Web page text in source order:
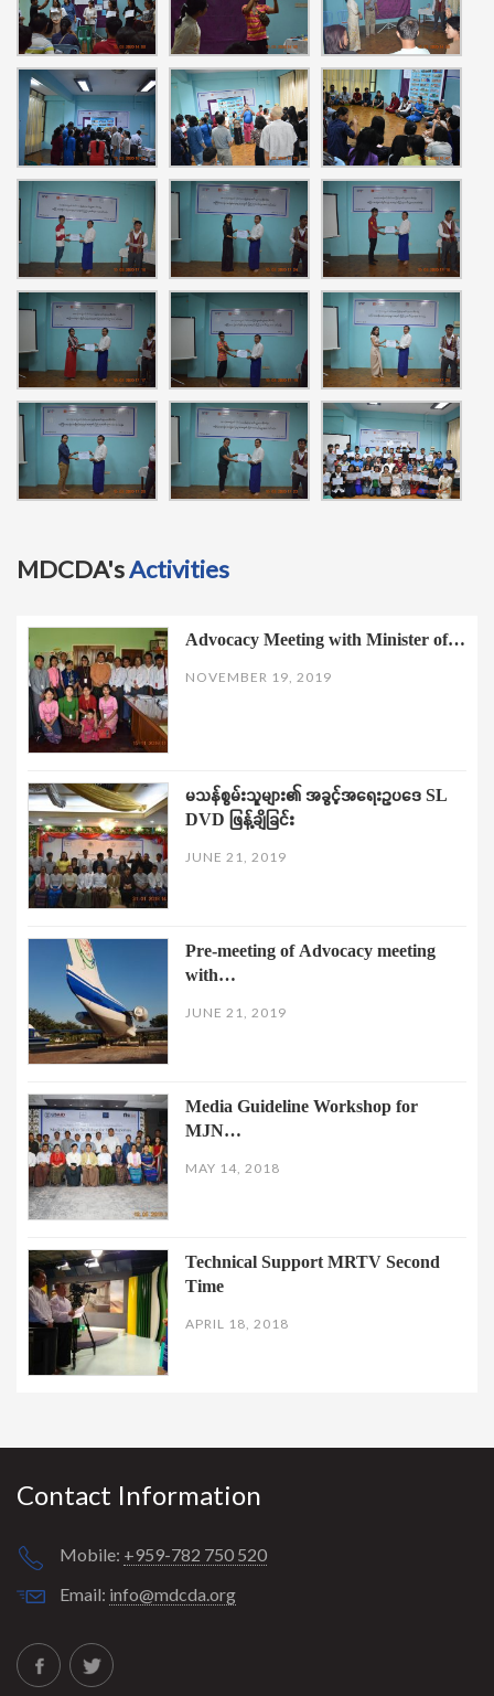
MDCDA'sActivities
Advocacy Meeting with Minister of…
NOVEMBER 19, 2019
မသန်စွမ်းသူများ၏ အခွင့်အရေးဥပဒေ SL
DVD ဖြန့်ချိခြင်း
JUNE 21, 2019
Pre-meeting of Advocacy meeting
with…
JUNE 21, 2019
Media Guideline Workshop for
MJN…
MAY 14, 2018
Technical Support MRTV Second
Time
APRIL 18, 2018
Contact Information
Mobile: +959-782 750 520
Email: info@mdcda.org